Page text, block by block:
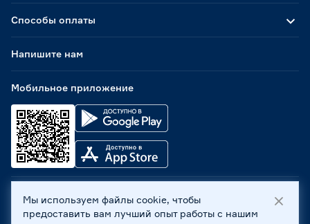
Способы оплаты
Мобильное приложение
Напишите нам
ООО «Бауцентр Рус» 2004 -2026, 236029, г. Калининград,
ул. А.Невского, 205. ИНН 7702596813, КПП 390601001 ©
Мы используем файлы cookie, чтобы
предоставить вам лучший опыт работы с нашим